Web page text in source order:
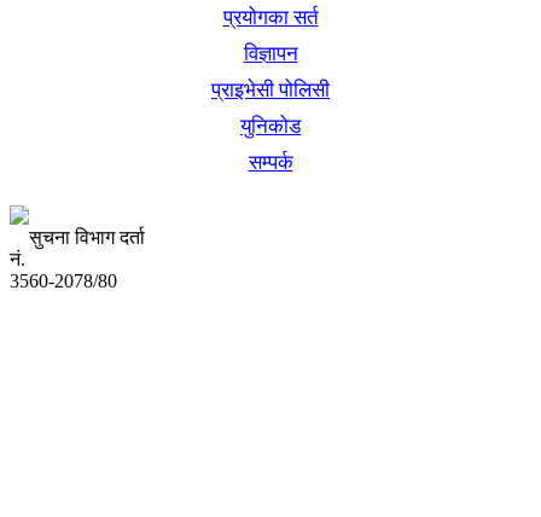
प्रयोगका सर्त
विज्ञापन
प्राइभेसी पोलिसी
युनिकोड
सम्पर्क
सुचना विभाग दर्ता
नं.
3560-2078/80